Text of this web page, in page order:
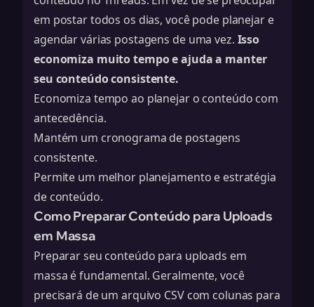
em postar todos os dias, você pode planejar e
agendar várias postagens de uma vez. Isso
economiza muito tempo e ajuda a manter
seu conteúdo consistente.
Economiza tempo ao planejar o conteúdo com
antecedência.
Mantém um cronograma de postagens
consistente.
Permite um melhor planejamento e estratégia
de conteúdo.
Como Preparar Conteúdo para Uploads
em Massa
Preparar seu conteúdo para uploads em
massa é fundamental. Geralmente, você
precisará de um arquivo CSV com colunas para